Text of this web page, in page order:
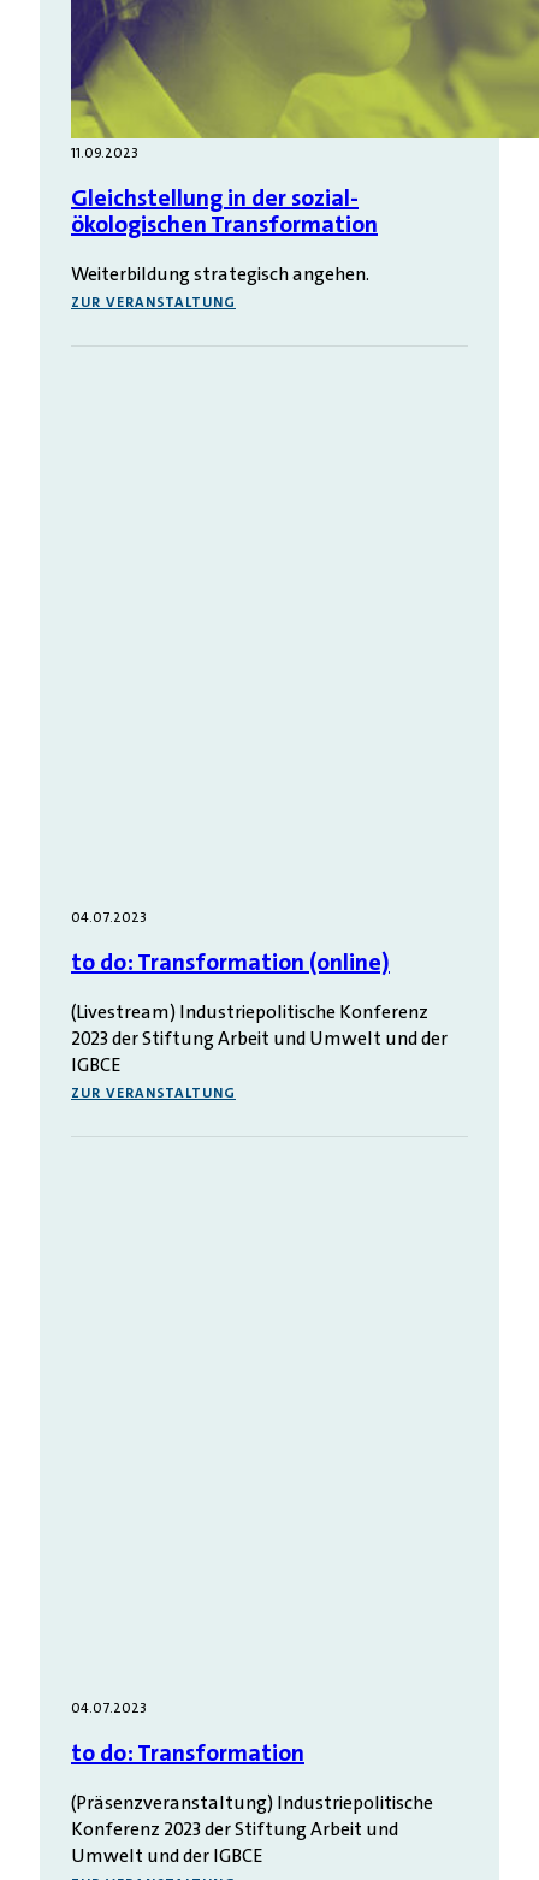
11.09.2023
Gleichstellung in der sozial-
ökologischen Transformation
Weiterbildung strategisch angehen.
ZUR VERANSTALTUNG
04.07.2023
to do: Transformation (online)
(Livestream) Industriepolitische Konferenz
2023 der Stiftung Arbeit und Umwelt und der
IGBCE
ZUR VERANSTALTUNG
04.07.2023
to do: Transformation
(Präsenzveranstaltung) Industriepolitische
Konferenz 2023 der Stiftung Arbeit und
Umwelt und der IGBCE